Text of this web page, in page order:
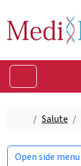
Home
Salute
Open side menu